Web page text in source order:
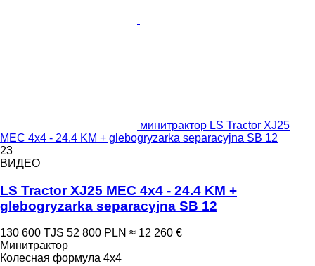
минитрактор LS Tractor XJ25
MEC 4x4 - 24.4 KM + glebogryzarka separacyjna SB 12
23
ВИДЕО
LS Tractor XJ25 MEC 4x4 - 24.4 KM +
glebogryzarka separacyjna SB 12
130 600 TJS 52 800 PLN ≈ 12 260 €
Минитрактор
Колесная формула 4x4